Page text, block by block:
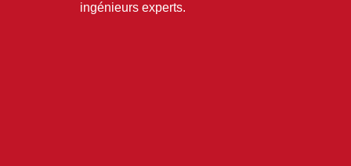
ingénieurs experts.